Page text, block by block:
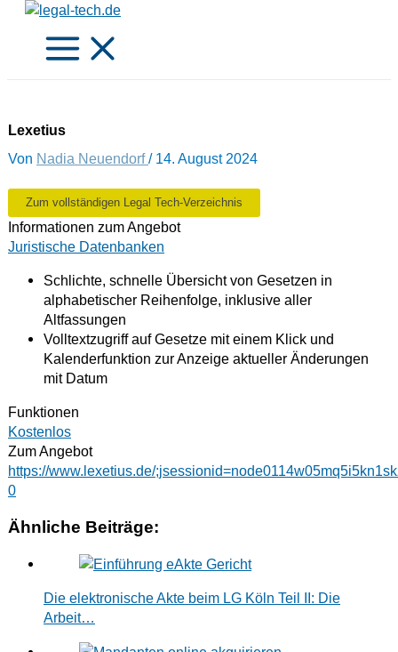
Zum
springen
Lexetius
Von Nadia Neuendorf/ 14. August 2024
Zum vollständigen Legal Tech-Verzeichnis
Informationen zum Angebot
Juristische Datenbanken
Schlichte, schnelle Übersicht von Gesetzen in
alphabetischer Reihenfolge, inklusive aller
Altfassungen
Volltextzugriff auf Gesetze mit einem Klick und
Kalenderfunktion zur Anzeige aktueller Änderungen
mit Datum
Funktionen
Kostenlos
Zum Angebot
https://www.lexetius.de/
0
Ähnliche Beiträge:
Die elektronische Akte beim LG Köln Teil II: Die
Arbeit…